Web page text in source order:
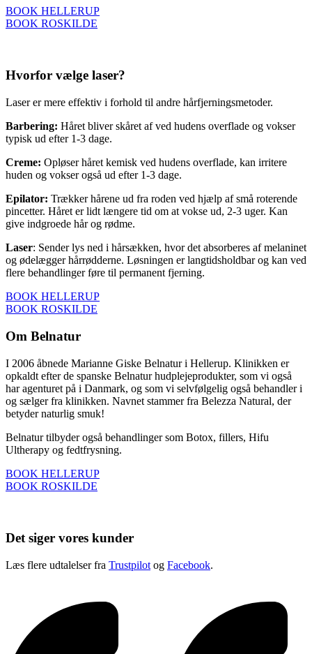
BOOK HELLERUP
BOOK ROSKILDE
Hvorfor vælge laser?
Laser er mere effektiv i forhold til andre hårfjerningsmetoder.
Barbering: Håret bliver skåret af ved hudens overflade og vokser
typisk ud efter 1-3 dage.
Creme: Opløser håret kemisk ved hudens overflade, kan irritere
huden og vokser også ud efter 1-3 dage.
Epilator: Trækker hårene ud fra roden ved hjælp af små roterende
pincetter. Håret er lidt længere tid om at vokse ud, 2-3 uger. Kan
give indgroede hår og rødme.
Laser: Sender lys ned i hårsækken, hvor det absorberes af melaninet
og ødelægger hårrødderne. Løsningen er langtidsholdbar og kan ved
flere behandlinger føre til permanent fjerning.
BOOK HELLERUP
BOOK ROSKILDE
Om Belnatur
I 2006 åbnede Marianne Giske Belnatur i Hellerup. Klinikken er
opkaldt efter de spanske Belnatur hudplejeprodukter, som vi også
har agenturet på i Danmark, og som vi selvfølgelig også behandler i
og sælger fra klinikken. Navnet stammer fra Belezza Natural, der
betyder naturlig smuk!
Belnatur tilbyder også behandlinger som Botox, fillers, Hifu
Ultherapy og fedtfrysning.
BOOK HELLERUP
BOOK ROSKILDE
Det siger vores kunder
Læs flere udtalelser fra Trustpilot og Facebook.